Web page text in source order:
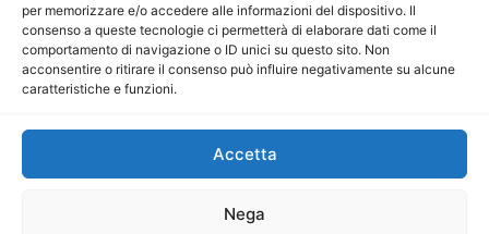
per memorizzare e/o accedere alle informazioni del dispositivo. Il
consenso a queste tecnologie ci permetterà di elaborare dati come il
comportamento di navigazione o ID unici su questo sito. Non
acconsentire o ritirare il consenso può influire negativamente su alcune
caratteristiche e funzioni.
Accetta
Nega
Direttore Editoriale: Maurizio Scaglione
Direttore Responsabile: Maria Calabrese
P.IVA: 06334930820
Mercurio Comunicazione Società Cooperativa a r.l. è
iscritta al Registro degli Operatori di Comunicazione al